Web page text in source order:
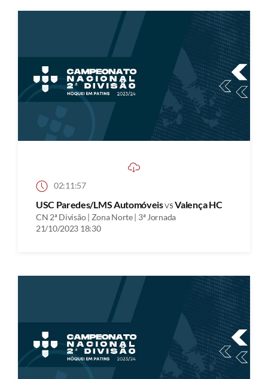
02:11:57
USC Paredes/LMS AutomóveisvsValença HC
CN 2ª Divisão | Zona Norte | 3ª Jornada
21/10/2023 18:30